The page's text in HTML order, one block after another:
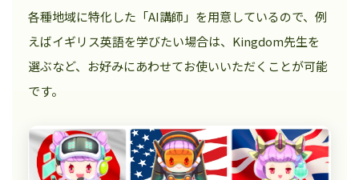
各種地域に特化した「AI講師」を用意しているので、例
えばイギリス英語を学びたい場合は、Kingdom先生を
選ぶなど、お好みにあわせてお使いいただくことが可能
です。